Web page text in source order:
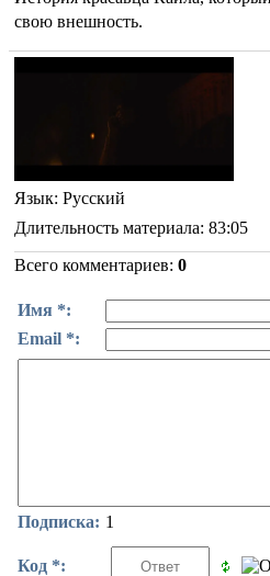
свою внешность.
Язык: Русский
Длительность материала: 83:05
Всего комментариев: 0
Имя *:
Email *:
Подписка: 1
Код *: